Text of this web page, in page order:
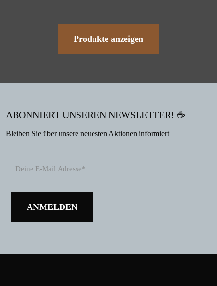
Produkte anzeigen
ABONNIERT UNSEREN NEWSLETTER! ☕
Bleiben Sie über unsere neuesten Aktionen informiert.